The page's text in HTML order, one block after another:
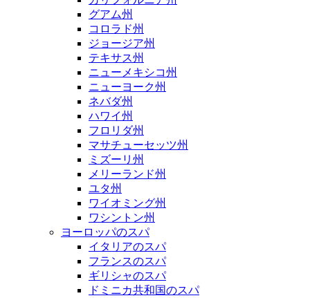
グアム州
コロラド州
ジョージア州
テキサス州
ニューメキシコ州
ニューヨーク州
ネバダ州
ハワイ州
フロリダ州
マサチューセッツ州
ミズーリ州
メリーランド州
ユタ州
ワイオミング州
ワシントン州
ヨーロッパのスパ
イタリアのスパ
フランスのスパ
ギリシャのスパ
ドミニカ共和国のスパ